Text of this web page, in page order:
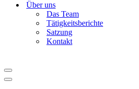
Über uns
Das Team
Tätigkeitsberichte
Satzung
Kontakt
Navigationsmenü
Navigationsmenü